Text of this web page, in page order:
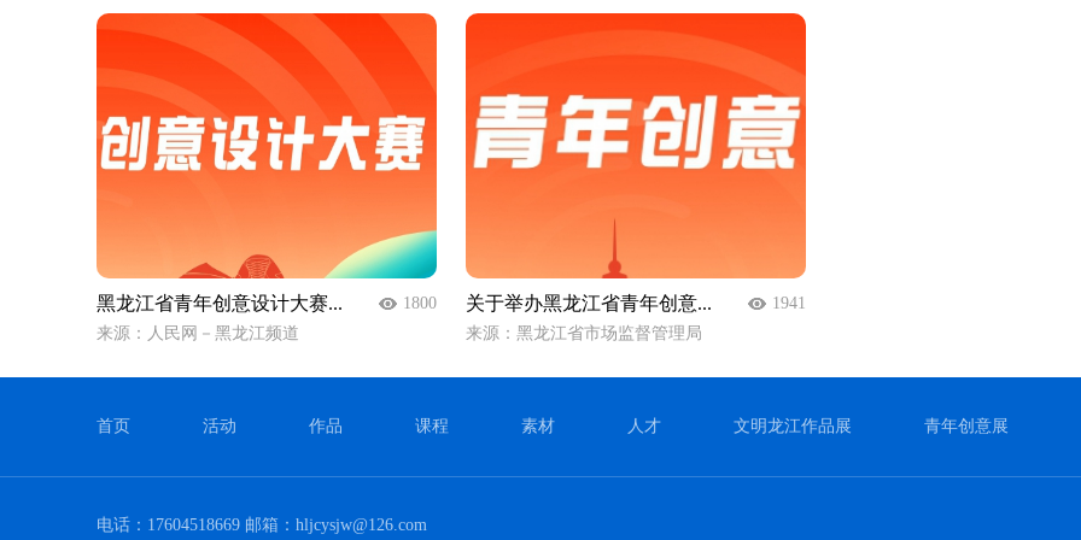
1800
黑龙江省青年创意设计大赛...
来源：人民网－黑龙江频道
1941
关于举办黑龙江省青年创意...
来源：黑龙江省市场监督管理局
首页 活动 作品 课程 素材 人才 文明龙江作品展 青年创意展
电话：17604518669 邮箱：hljcysjw@126.com